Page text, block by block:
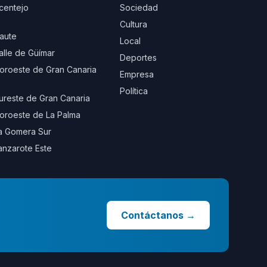
de Güímar
de Gran Canaria
de Gran Canaria
de La Palma
Gomera Sur
Este
Sociedad
Cultura
Local
Deportes
Empresa
Política
Contáctanos →